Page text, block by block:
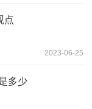
点
2023-06-25
多少